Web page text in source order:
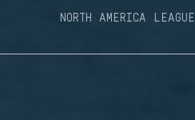
NORTH AMERICA LEAGUE